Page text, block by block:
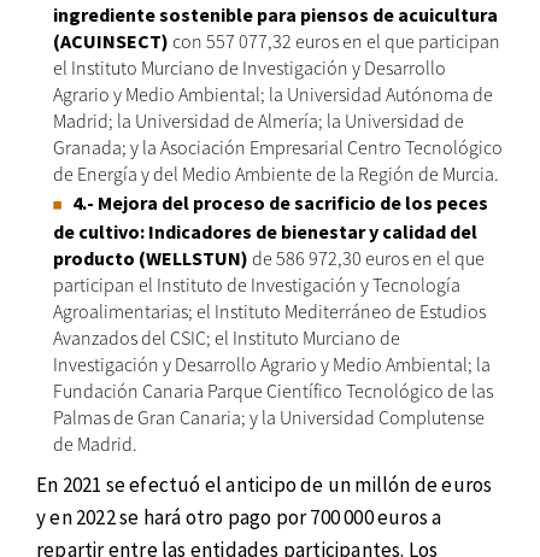
ingrediente sostenible para piensos de acuicultura
(ACUINSECT) con 557 077,32 euros en el que participan
el Instituto Murciano de Investigación y Desarrollo
Agrario y Medio Ambiental; la Universidad Autónoma de
Madrid; la Universidad de Almería; la Universidad de
Granada; y la Asociación Empresarial Centro Tecnológico
de Energía y del Medio Ambiente de la Región de Murcia.
4.- Mejora del proceso de sacrificio de los peces
de cultivo: Indicadores de bienestar y calidad del
producto (WELLSTUN) de 586 972,30 euros en el que
participan el Instituto de Investigación y Tecnología
Agroalimentarias; el Instituto Mediterráneo de Estudios
Avanzados del CSIC; el Instituto Murciano de
Investigación y Desarrollo Agrario y Medio Ambiental; la
Fundación Canaria Parque Científico Tecnológico de las
Palmas de Gran Canaria; y la Universidad Complutense
de Madrid.
En 2021 se efectuó el anticipo de un millón de euros
y en 2022 se hará otro pago por 700 000 euros a
repartir entre las entidades participantes. Los